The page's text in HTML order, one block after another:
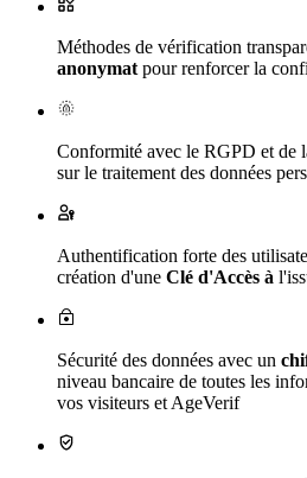
Méthodes de vérification
anonymat pour renforcer la
Conformité avec le RGPD et de
sur le traitement des données
Authentification forte des
création d'une Clé d'Accès à
Sécurité des données avec un
niveau bancaire de toutes les
vos visiteurs et AgeVerif